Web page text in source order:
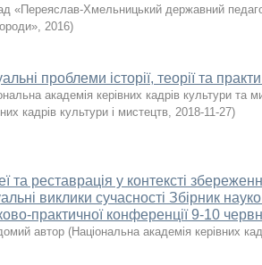
«Переяслав-Хмельницький державний
, 2016)
проблеми історії, теорії та
академія керівних кадрів культури та
кадрів культури і мистецтв, 2018-11-27)
та реставрація у контексті
виклики сучасності Збірник
практичної конференції 9-10
автор (Національна академія керівних